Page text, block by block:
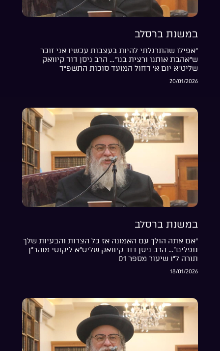
במשנת ברסלב
“אפילו שהתרגלתי להיות בעצבות עכשיו אני זוכר
ש”אהבת אותנו ורצית בנו”… הרב ניסן דוד קיוואק
שליט”א יום א’ דחול המועד סוכות התשפ”ד
20/01/2026
במשנת ברסלב
“אם אתה הולך עם האמונה אז כל הצרות והבעיות שלך
נופלים”… הרב ניסן דוד קיוואק שליט”א ליקוטי מוהר”ן
תורה ל”ו שיעור מספר 01
18/01/2026